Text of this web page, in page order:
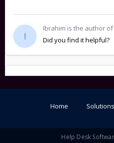
I
Ibrahim is the author
Did you find it helpful?
Home Solutions
Help Desk